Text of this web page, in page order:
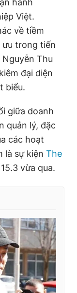
hành
Việt.
về tiềm
ưu trong tiến
Thu
đại diện
biểu.
giữa doanh
quản lý, đặc
các hoạt
là sự kiện The
vừa qua.